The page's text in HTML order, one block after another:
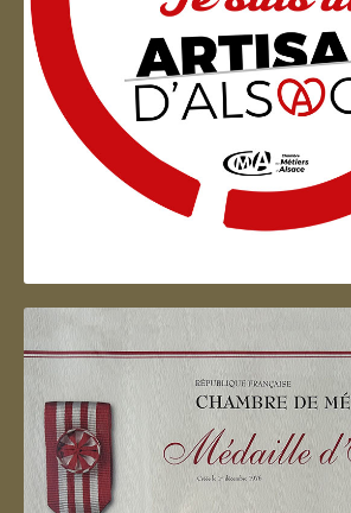
Artisan d'Alsace